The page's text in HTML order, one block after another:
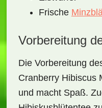
Frische
Vorbereitung
Die Vorbereitung
Cranberry Hibiscus
und macht Spaß.